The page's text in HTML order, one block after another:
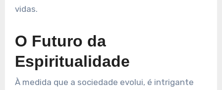
vidas.
O Futuro da
Espiritualidade
À medida que a sociedade evolui, é intrigante